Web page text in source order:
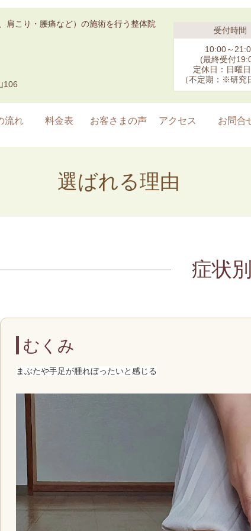
肩こり・腰痛など）の施術を行う整体院
106
受付時間
10:00～
(最終受付
定休日：日曜
（不定期：※研究
流れ 料金表 お客さまの声 アクセス お問合
選ばれる理由
症状
むくみ
まぶたや手足が腫れぼったいと感じる